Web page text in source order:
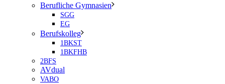
Berufliche Gymnasien
SGG
EG
Berufskolleg
1BKST
1BKFHB
2BFS
AVdual
VABO